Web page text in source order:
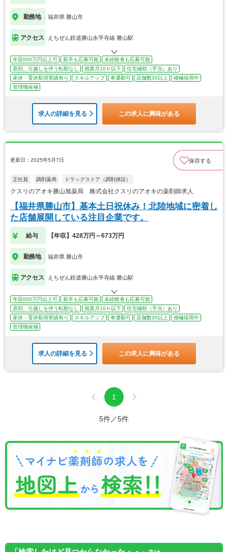
勤務地 福井県 勝山市
アクセス えちぜん鉄道勝山永平寺線 勝山駅
年収650万円以上可 新卒も応募可能
未経験者も応募可能
原則、引越しを伴う転勤なし
残業月10ｈ以下
住宅補助（手当）あり
産休・育休取得実績有り
スキルアップ 車通勤可 店舗数30以上
積極採用中
管理職候補
求人の詳細を見る この求人に興味がある
更新日：2025年5月7日 保存する
正社員 調剤薬局 ドラッグストア（調剤併設）
クスリのアオキ勝山旭薬局 株式会社クスリのアオキの薬剤師求人
【福井県勝山市】基本土日祝休み！北陸地域に密着し
た店舗展開している注目企業です。
給与 【年収】428万円～673万円
勤務地 福井県 勝山市
アクセス えちぜん鉄道勝山永平寺線 勝山駅
年収650万円以上可 新卒も応募可能
未経験者も応募可能
原則、引越しを伴う転勤なし
残業月10ｈ以下
住宅補助（手当）あり
産休・育休取得実績有り
スキルアップ 車通勤可 店舗数30以上
積極採用中
管理職候補
求人の詳細を見る この求人に興味がある
1
5件／5件